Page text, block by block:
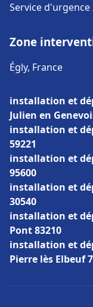
Service d'urgence
Zone
Égly, France
installation et
Julien en
installation et
59221
installation et
95600
installation et
30540
installation et
Pont 83210
installation et
Pierre lès Elbeuf